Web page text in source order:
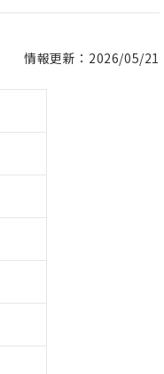
情報更新：2026/05/21